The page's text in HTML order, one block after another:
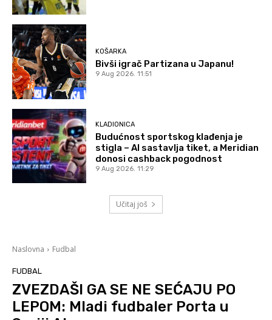
KOŠARKA
Bivši igrač Partizana u Japanu!
9 Aug 2026. 11:51
KLADIONICA
Budućnost sportskog klađenja je
stigla – AI sastavlja tiket, a Meridian
donosi cashback pogodnost
9 Aug 2026. 11:29
Učitaj još